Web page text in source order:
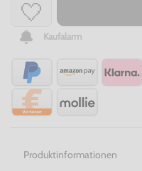
Kaufalarm
Produktinformationen